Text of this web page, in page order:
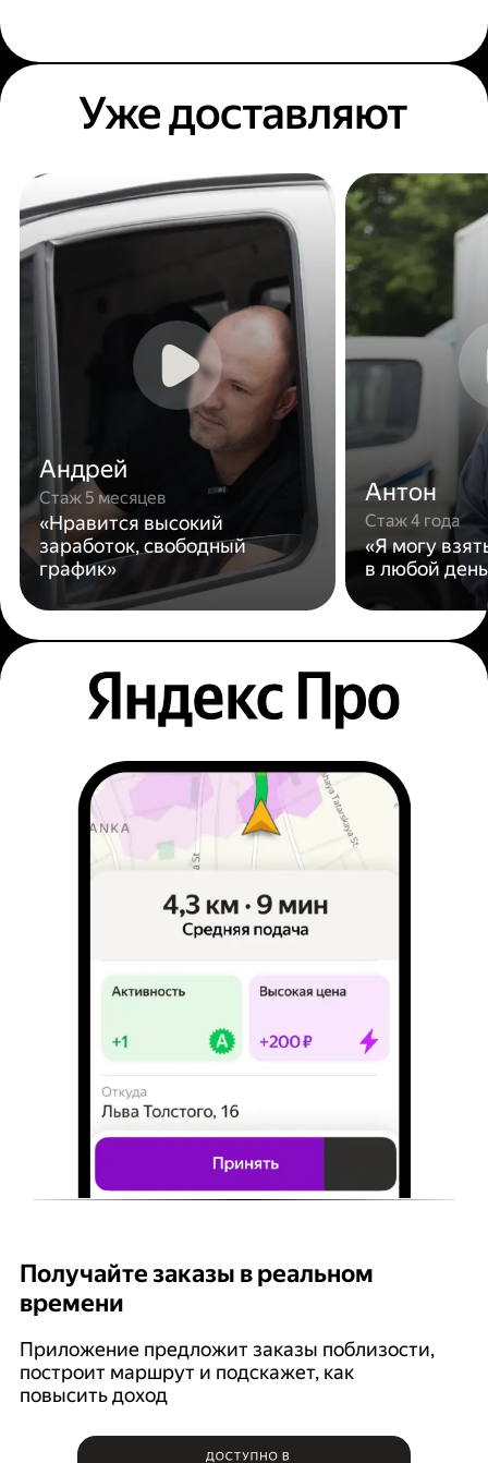
Уже доставляют
Андрей
Стаж 5 месяцев
«Нравится высокий
заработок, свободный
график»
Антон
Стаж 4 года
«Я могу
в любой
Получайте заказы в реальном
времени
Приложение предложит заказы поблизости,
построит маршрут и подскажет, как
повысить доход